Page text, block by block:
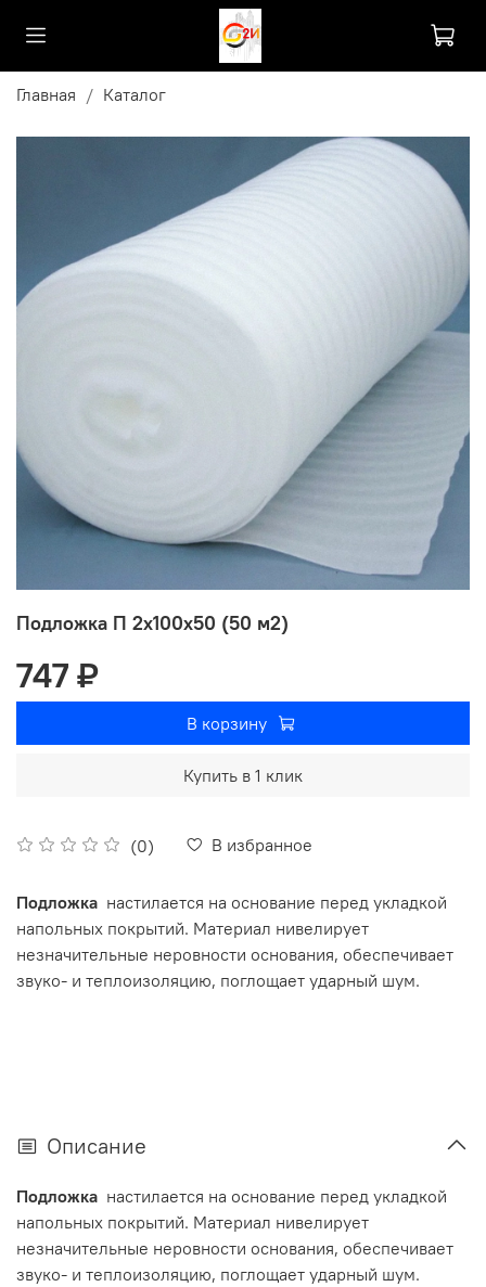
Главная Каталог
Подложка П 2х100х50 (50 м2)
(0) В избранное
747 ₽
В корзину
Купить в 1 клик
Подложка настилается на основание перед укладкой
напольных покрытий. Материал нивелирует
незначительные неровности основания, обеспечивает
звуко- и теплоизоляцию, поглощает ударный шум.
Описание
Подложка настилается на основание перед укладкой
напольных покрытий. Материал нивелирует
незначительные неровности основания, обеспечивает
звуко- и теплоизоляцию, поглощает ударный шум.